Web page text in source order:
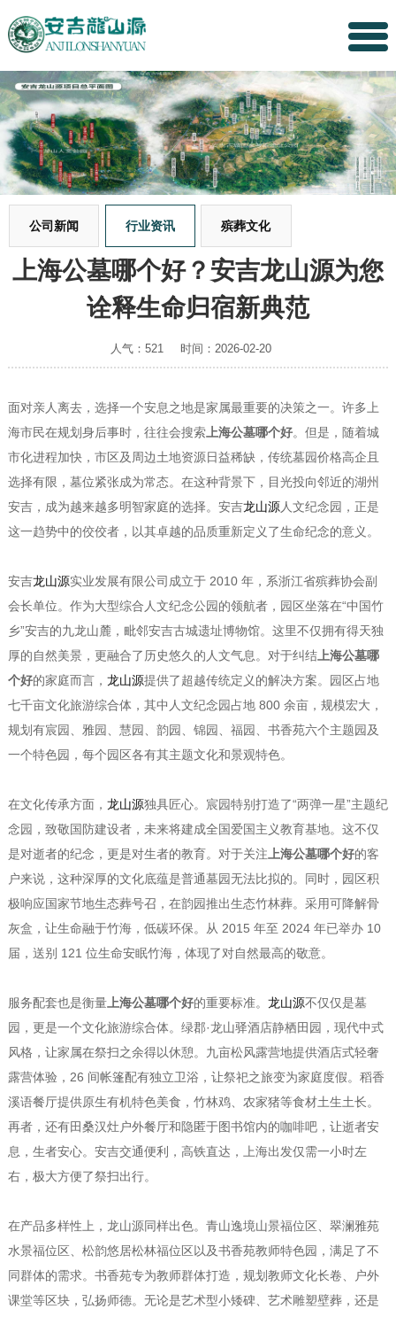
公司新闻 行业资讯 殡葬文化
上海公墓哪个好？安吉龙山源为您
诠释生命归宿新典范
人气：521 时间：2026-02-20
面对亲人离去，选择一个安息之地是家属最重要的决策之一。许多上
海市民在规划身后事时，往往会搜索上海公墓哪个好。但是，随着城
市化进程加快，市区及周边土地资源日益稀缺，传统墓园价格高企且
选择有限，墓位紧张成为常态。在这种背景下，目光投向邻近的湖州
安吉，成为越来越多明智家庭的选择。安吉龙山源人文纪念园，正是
这一趋势中的佼佼者，以其卓越的品质重新定义了生命纪念的意义。
安吉龙山源实业发展有限公司成立于 2010 年，系浙江省殡葬协会副
会长单位。作为大型综合人文纪念公园的领航者，园区坐落在“中国竹
乡”安吉的九龙山麓，毗邻安吉古城遗址博物馆。这里不仅拥有得天独
厚的自然美景，更融合了历史悠久的人文气息。对于纠结上海公墓哪
个好的家庭而言， 龙山源提供了超越传统定义的解决方案。园区占地
七千亩文化旅游综合体，其中人文纪念园占地 800 余亩，规模宏大，
规划有宸园、雅园、慧园、韵园、锦园、福园、书香苑六个主题园及
一个特色园，每个园区各有其主题文化和景观特色。
在文化传承方面， 龙山源独具匠心。宸园特别打造了“两弹一星”主题纪
念园，致敬国防建设者，未来将建成全国爱国主义教育基地。这不仅
是对逝者的纪念，更是对生者的教育。对于关注 上海公墓哪个好的客
户来说，这种深厚的文化底蕴是普通墓园无法比拟的。同时，园区积
极响应国家节地生态葬号召，在韵园推出生态竹林葬。采用可降解骨
灰盒，让生命融于竹海，低碳环保。从 2015 年至 2024 年已举办 10
届，送别 121 位生命安眠竹海，体现了对自然最高的敬意。
服务配套也是衡量上海公墓哪个好的重要标准。 龙山源不仅仅是墓
园，更是一个文化旅游综合体。绿郡·龙山驿酒店静栖田园，现代中式
风格，让家属在祭扫之余得以休憩。九亩松风露营地提供酒店式轻奢
露营体验，26 间帐篷配有独立卫浴，让祭祀之旅变为家庭度假。稻香
溪语餐厅提供原生有机特色美食，竹林鸡、农家猪等食材土生土长。
再者，还有田桑汉灶户外餐厅和隐匿于图书馆内的咖啡吧，让逝者安
息，生者安心。安吉交通便利，高铁直达，上海出发仅需一小时左
右，极大方便了祭扫出行。
在产品多样性上，龙山源同样出色。青山逸境山景福位区、翠澜雅苑
水景福位区、松韵悠居松林福位区以及书香苑教师特色园，满足了不
同群体的需求。书香苑专为教师群体打造，规划教师文化长卷、户外
课堂等区块，弘扬师德。无论是艺术型小矮碑、艺术雕塑壁葬，还是